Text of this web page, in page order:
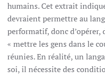
humains. Cet extrait
devraient permettre au
performatif, donc d’opérer,
« mettre les gens dans le
réunies. En réalité, un
soi, il nécessite des